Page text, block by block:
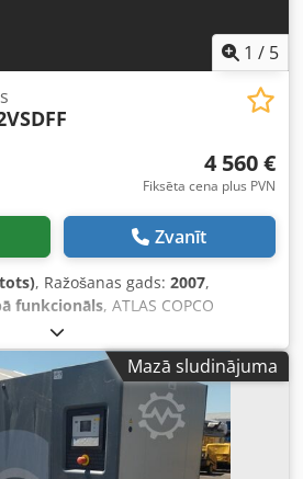
1 / 5
4 560 €
Fiksēta cena plus PVN
Zvanīt
, Ražošanas gads: 2007,
funkcionāls, ATLAS COPCO
ar frekvences pārveidotāju
Tehniskie dati: jauda: 3840
maksimālais spiediens: 12,80 bāri;
darba stundas: 11469. Chodpfx
19800 EUR (bez PVN). 24354 EUR (ar
darba kārtībā, gatavs
Nodrošinām apkopi. Zemāk ir
Mazā sludinājuma